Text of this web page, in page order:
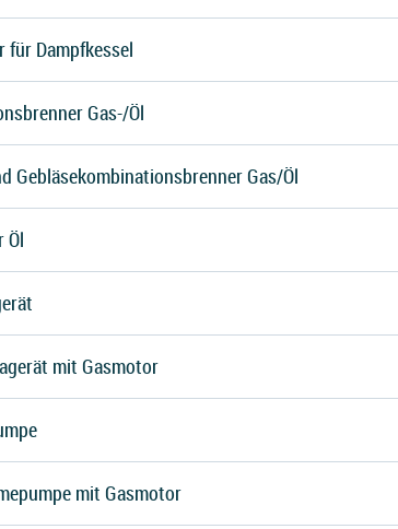
für Dampfkessel
Gas-/Öl
Gebläsekombinationsbrenner Gas/Öl
Öl
mit Gasmotor
mit Gasmotor